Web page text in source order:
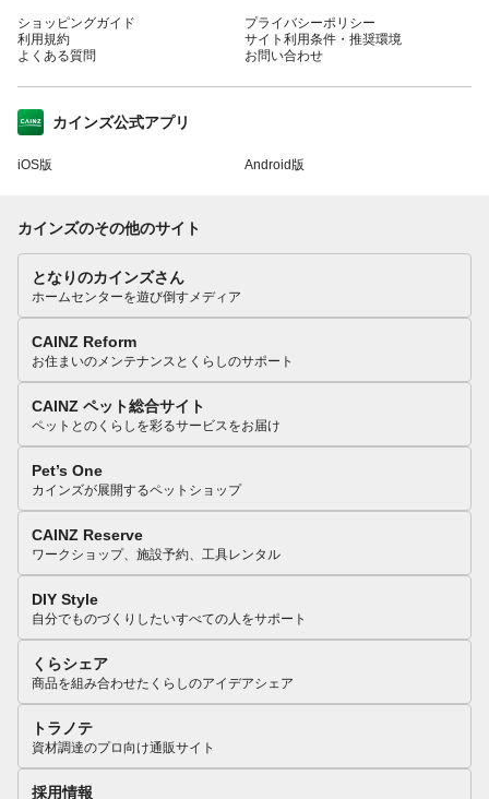
ショッピングガイド
利用規約
よくある質問
プライバシーポリシー
サイト利用条件・推奨環境
お問い合わせ
カインズ公式アプリ
iOS版 Android版
カインズのその他のサイト
となりのカインズさん
ホームセンターを遊び倒すメディア
CAINZ Reform
お住まいのメンテナンスとくらしのサポート
CAINZ ペット総合サイト
ペットとのくらしを彩るサービスをお届け
Pet’s One
カインズが展開するペットショップ
CAINZ Reserve
ワークショップ、施設予約、工具レンタル
DIY Style
自分でものづくりしたいすべての人をサポート
くらシェア
商品を組み合わせたくらしのアイデアシェア
トラノテ
資材調達のプロ向け通販サイト
採用情報